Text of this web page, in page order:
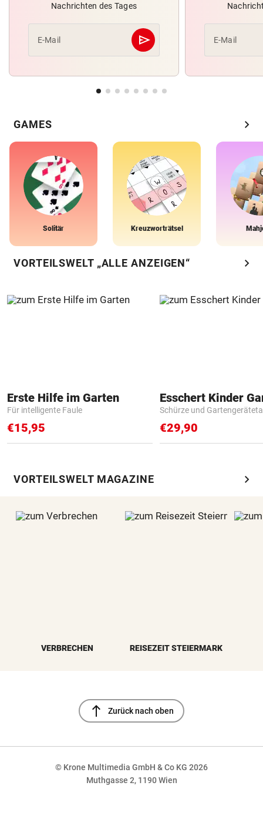
Nachrichten des Tages
E-Mail send
Abschicken E-Mail
GAMES chevron_right
Solitär Kreuzworträtsel
VORTEILSWELT „ALLE ANZEIGEN“ chevron_right
Erste Hilfe im Garten
Für intelligente Faule
€15,95
Schürze und
€29,90
VORTEILSWELT MAGAZINE chevron_right
VERBRECHEN REISEZEIT STEIERMARK
north Zurück nach oben
© Krone Multimedia GmbH & Co KG 2026
Muthgasse 2, 1190 Wien